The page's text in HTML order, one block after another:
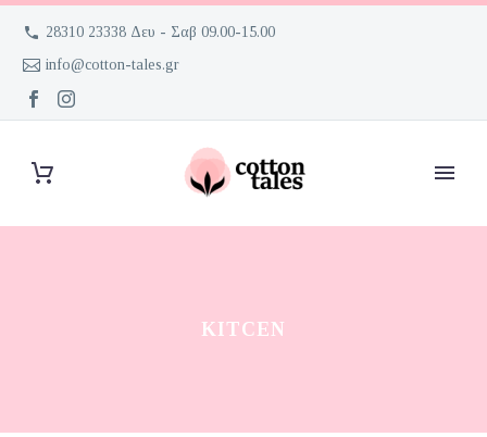
28310 23338 Δευ - Σαβ 09.00-15.00
info@cotton-tales.gr
KITCEN